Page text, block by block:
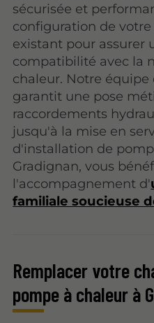
sécurisée et
configuration de
existant pour assurer
compatibilité avec la
chaleur. Notre équipe
garantit une pose
raccordements
jusqu'à la mise en
d'installation de
Gradignan, vous
l'accompagnement d'
familiale soucieuse
Remplacer votre
pompe à chaleur à